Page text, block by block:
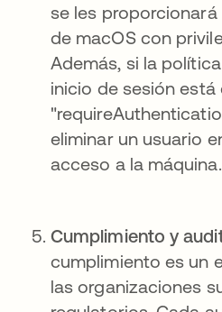
se les
de macOS con
Además, si la
inicio de sesión
eliminar un usuario
acceso a la máquina.
Cumplimiento y
cumplimiento es un
las organizaciones